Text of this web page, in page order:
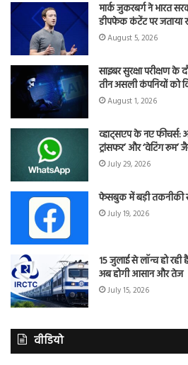
मार्क जुकरबर्ग ने भारत
डीपफेक कंटेंट पर जताया
August 5, 2026
साइबर सुरक्षा परीक्षण
तीन असली कंपनियों को
August 1, 2026
व्हाट्सएप के नए फीचर्स:
ट्रांसफर’ और ‘वेटिंग रूम’
July 29, 2026
फेसबुक में बड़ी तकनीकी
July 19, 2026
15 जुलाई से लॉन्च हो
अब होगी आसान और तेज
July 15, 2026
वीडियो